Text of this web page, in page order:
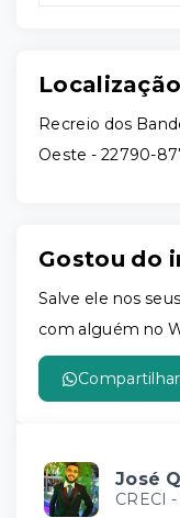
Localização
Recreio dos
Oeste - 22790-
Gostou do
Salve ele nos
com alguém no
Compartilhar
José
CRECI -